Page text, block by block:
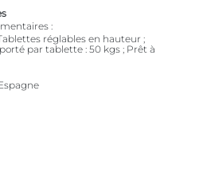
réglables en hauteur ;
par tablette : 50 kgs ; Prêt à